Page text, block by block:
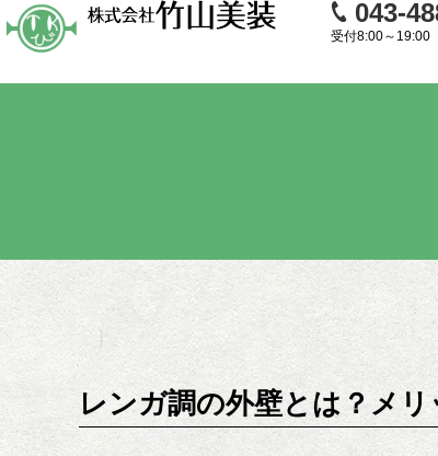
043-
受付8:00～19:00
レンガ調の外壁とは？メ